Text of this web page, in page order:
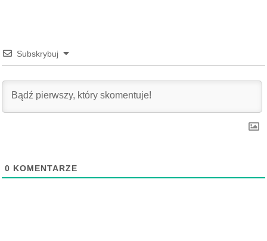
Subskrybuj
0 KOMENTARZE